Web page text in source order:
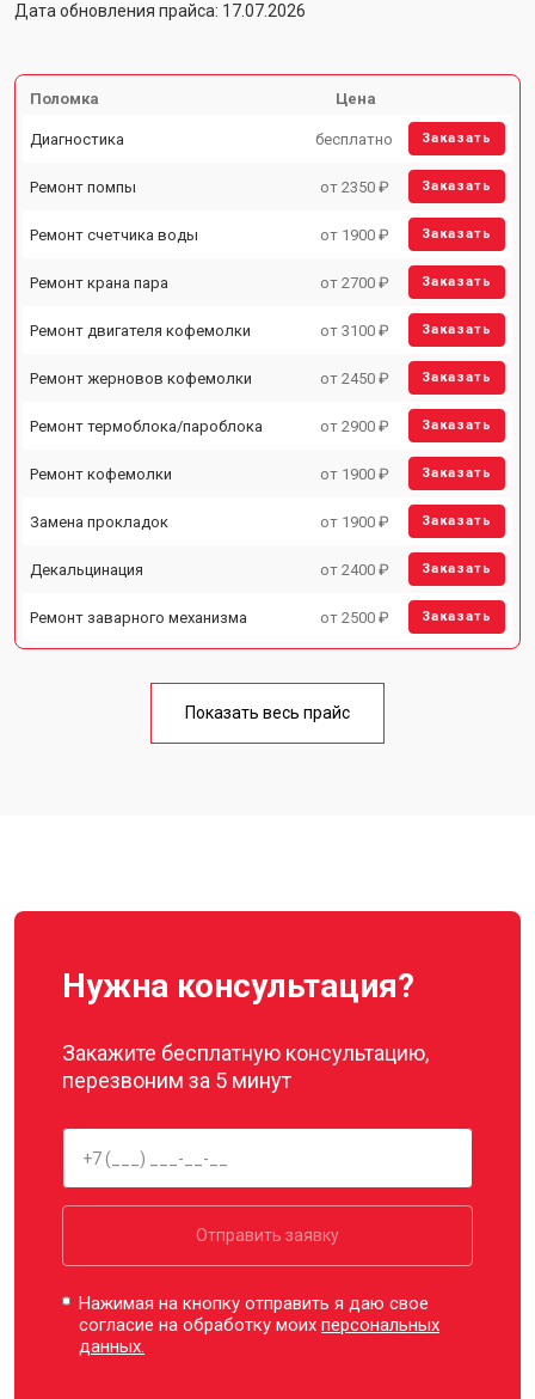
Дата обновления прайса: 17.07.2026
Поломка Цена
Диагностика бесплатно Заказать
Ремонт помпы от 2350 ₽ Заказать
Ремонт счетчика воды от 1900 ₽ Заказать
Ремонт крана пара от 2700 ₽ Заказать
Ремонт двигателя кофемолки от 3100 ₽ Заказать
Ремонт жерновов кофемолки от 2450 ₽ Заказать
Ремонт термоблока/пароблока от 2900 ₽ Заказать
Ремонт кофемолки от 1900 ₽ Заказать
Замена прокладок от 1900 ₽ Заказать
Декальцинация от 2400 ₽ Заказать
Ремонт заварного механизма от 2500 ₽ Заказать
Показать весь прайс
Нужна консультация?
Закажите бесплатную консультацию,
перезвоним за 5 минут
Отправить заявку
Нажимая на кнопку отправить я даю свое
согласие на обработку моихперсональных
данных.